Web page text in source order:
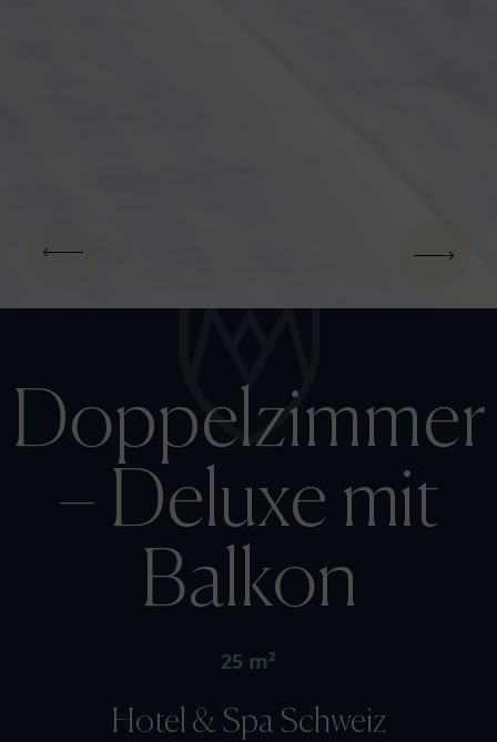
Doppelzimmer
– Deluxe mit
Balkon
25 m²
Hotel & Spa Schweiz
Ein authentisches Bergdekor, Berge soweit das